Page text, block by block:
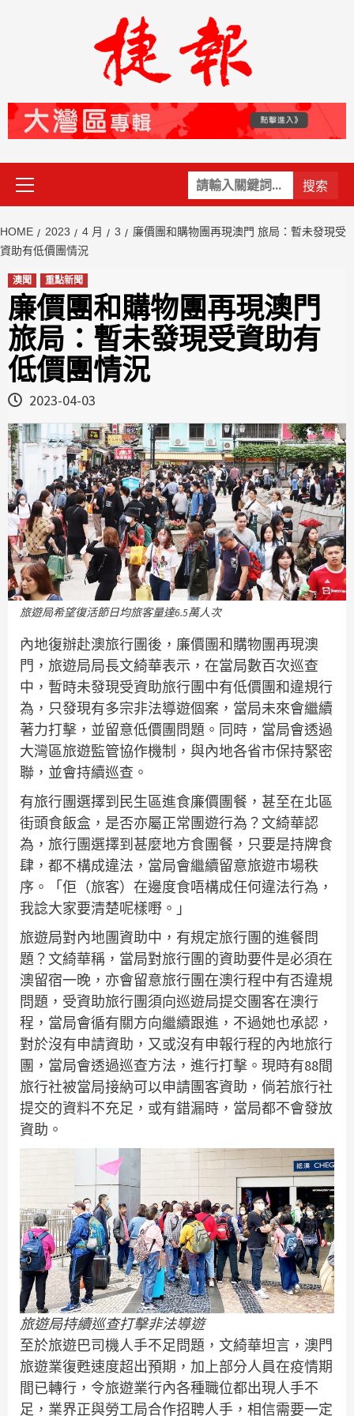
關
鍵
Primary
Menu
HOME 2023 4 月 3
廉價團和購物團再現澳門 旅局：暫未發現受
資助有低價團情況
澳聞 重點新聞
廉價團和購物團再現澳門
旅局：暫未發現受資助有
低價團情況
2023-04-03
旅遊局希望復活節日均旅客量達6.5萬人次
內地復辦赴澳旅行團後，廉價團和購物團再現澳
門，旅遊局局長文綺華表示，在當局數百次巡查
中，暫時未發現受資助旅行團中有低價團和違規行
為，只發現有多宗非法導遊個案，當局未來會繼續
著力打擊，並留意低價團問題。同時，當局會透過
大灣區旅遊監管協作機制，與內地各省市保持緊密
聯，並會持續巡查。
有旅行團選擇到民生區進食廉價團餐，甚至在北區
街頭食飯盒，是否亦屬正常團遊行為？文綺華認
為，旅行團選擇到甚麼地方食團餐，只要是持牌食
肆，都不構成違法，當局會繼續留意旅遊市場秩
序。「佢（旅客）在邊度食唔構成任何違法行為，
我諗大家要清楚呢樣嘢。」
旅遊局對內地團資助中，有規定旅行團的進餐問
題？文綺華稱，當局對旅行團的資助要件是必須在
澳留宿一晚，亦會留意旅行團在澳行程中有否違規
問題，受資助旅行團須向巡遊局提交團客在澳行
程，當局會循有關方向繼續跟進，不過她也承認，
對於沒有申請資助，又或沒有申報行程的內地旅行
團，當局會透過巡查方法，進行打擊。現時有88間
旅行社被當局接納可以申請團客資助，倘若旅行社
提交的資料不充足，或有錯漏時，當局都不會發放
資助。
旅遊局持續巡查打擊非法導遊
至於旅遊巴司機人手不足問題，文綺華坦言，澳門
旅遊業復甦速度超出預期，加上部分人員在疫情期
間已轉行，令旅遊業行內各種職位都出現人手不
足，業界正與勞工局合作招聘人手，相信需要一定